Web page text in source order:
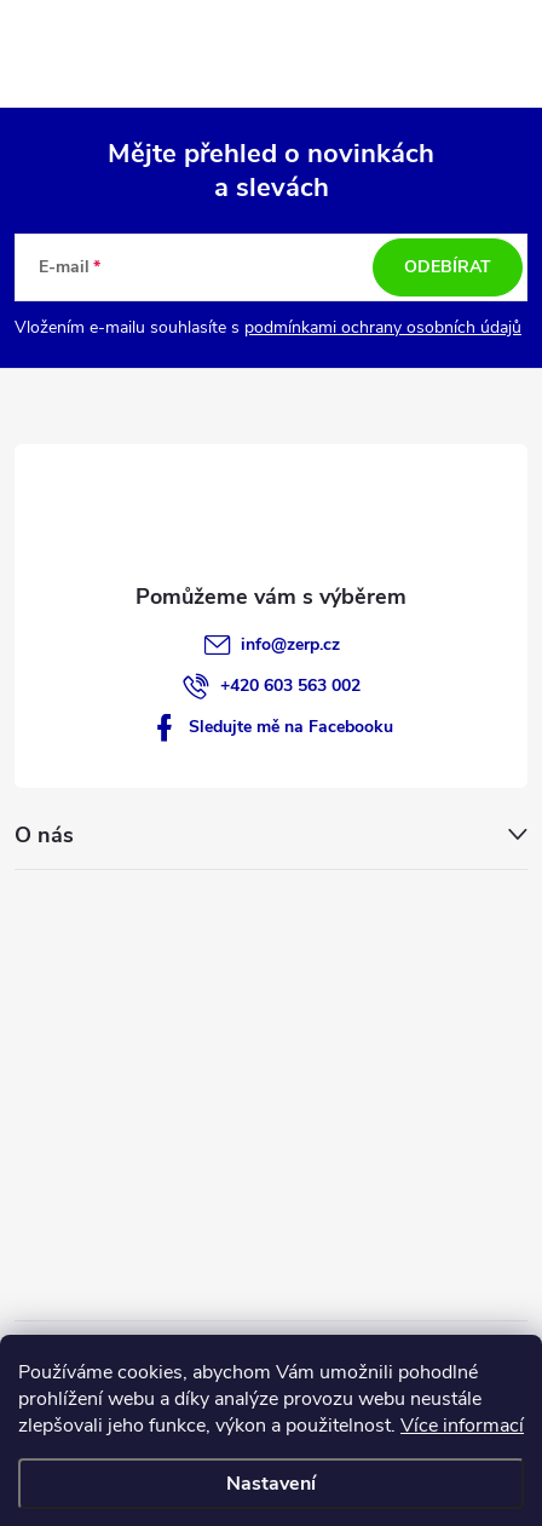
Používáme cookies, abychom Vám umožnili pohodlné
prohlížení webu a díky analýze provozu webu neustále
zlepšovali jeho funkce, výkon a použitelnost. Více informací
Nastavení
p
a
Mějte přehled o novinkách
a slevách
E-mail
Vložením e-mailu souhlasíte s podmínkami ochrany osobních údajů
ODEBÍRAT
info@zerp.cz
+420 603 563 002
Sledujte mě na Facebooku
O nás